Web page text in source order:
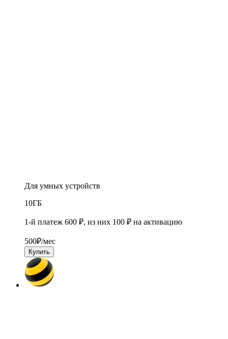
Для умных устройств
10ГБ
1-й платеж 600 ₽, из них 100 ₽ на активацию
500₽/мес
Купить